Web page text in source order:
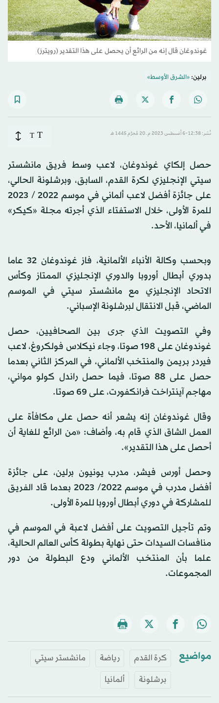
غوندوغان قال إنه من الرائع أن يحصل على هذا التقدير (رويترز)
برلين:«الشرق الأوسط»
نُشر: 12:38-6 أغسطس 2023 م ـ 20 مُحرَّم 1445 هـ T
T
حصل إلكاي غوندوغان، لاعب وسط فريق مانشستر
سيتي الإنجليزي لكرة القدم، السابق، وبرشلونة الحالي،
على جائزة أفضل لاعب ألماني في موسم 2022 / 2023
للمرة الأولى، خلال الاستفتاء الذي أجرته مجلة «كيكر»
في ألمانيا، الأحد.
وبحسب وكالة الأنباء الألمانية، فاز غوندوغان 32 عاما
بدوري أبطال أوروبا والدوري الإنجليزي الممتاز وكأس
الاتحاد الإنجليزي مع مانشستر سيتي في الموسم
الماضي، قبل الانتقال لبرشلونة الإسباني.
وفي التصويت الذي جرى بين الصحافيين، حصل
غوندوغان على 198 صوتا، وجاء نيكلاس فولكروغ، لاعب
فيردر بريمن والمنتخب الألماني، في المركز الثاني بعدما
حصل على 88 صوتا، فيما حصل راندل كولو مواني،
مهاجم آينتراخت فرانكفورت، على 69 صوتا.
وقال غوندوغان إنه يشعر أنه حصل على مكافأة على
العمل الشاق الذي قام به، وأضاف: «من الرائع للغاية أن
أحصل على هذا التقدير».
وحصل أورس فيشر، مدرب يونيون برلين، على جائزة
أفضل مدرب في موسم 2022/ 2023 بعدما قاد الفريق
للمشاركة في دوري أبطال أوروبا للمرة الأولى.
وتم تأجيل التصويت على أفضل لاعبة في الموسم في
منافسات السيدات حتى نهاية بطولة كأس العالم الحالية،
علما بأن المنتخب الألماني ودع البطولة من دور
المجموعات.
مواضيع كرة القدم رياضة
مانشستر سيتي
برشلونة
ألمانيا